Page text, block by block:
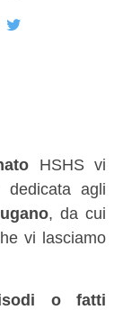
HSHS vi
dedicata agli
, da cui
vi lasciamo
o fatti